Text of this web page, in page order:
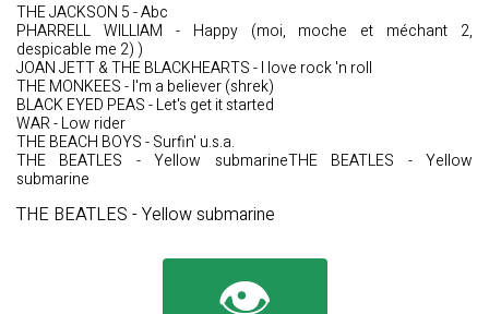
THE JACKSON 5 - Abc
PHARRELL WILLIAM - Happy (moi, moche et méchant 2,
despicable me 2) )
JOAN JETT & THE BLACKHEARTS - I love rock 'n roll
THE MONKEES - I'm a believer (shrek)
BLACK EYED PEAS - Let's get it started
WAR - Low rider
THE BEACH BOYS - Surfin' u.s.a.
THE BEATLES - Yellow submarineTHE BEATLES - Yellow
submarine
THE BEATLES - Yellow submarine